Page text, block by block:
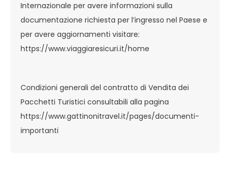
Internazionale per avere informazioni sulla
documentazione richiesta per l’ingresso nel Paese e
per avere aggiornamenti visitare:
https://www.viaggiaresicuri.it/home
Condizioni generali del contratto di Vendita dei
Pacchetti Turistici consultabili alla pagina
https://www.gattinonitravel.it/pages/documenti-
importanti